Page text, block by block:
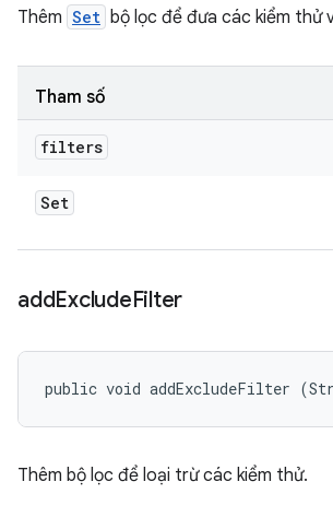
Thêm Set bộ lọc để đưa các kiểm thử
Tham số
filters
Set
addExcludeFilter
public void addExcludeFilter
Thêm bộ lọc để loại trừ các kiểm thử.